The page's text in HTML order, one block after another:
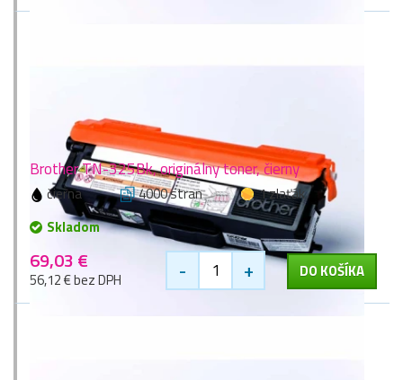
Brother TN-325Bk, originálny toner, čierny
čierna 4000 stran
1 zlaťák
Skladom
69,03 €
56,12 € bez DPH - + DO KOŠÍKA